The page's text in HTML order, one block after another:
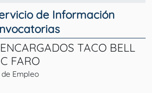
de Información
TACO BELL
FARO
de Empleo